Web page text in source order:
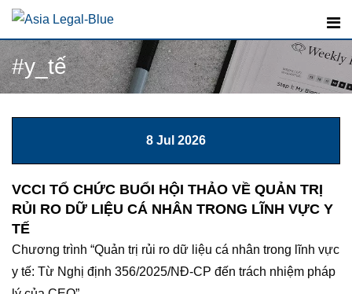
Skip
content
#y_tế
8 Jul 2026
VCCI TỔ CHỨC BUỔI HỘI THẢO VỀ QUẢN TRỊ
RỦI RO DỮ LIỆU CÁ NHÂN TRONG LĨNH VỰC Y
TẾ
Chương trình “Quản trị rủi ro dữ liệu cá nhân trong lĩnh vực
y tế: Từ Nghị định 356/2025/NĐ-CP đến trách nhiệm pháp